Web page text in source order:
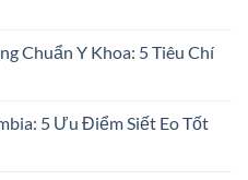
Chuẩn Y Khoa: 5 Tiêu Chí
5 Ưu Điểm Siết Eo Tốt